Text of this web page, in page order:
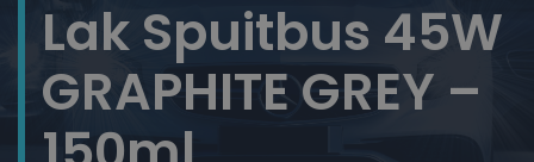
Lak Spuitbus 45W
GRAPHITE GREY –